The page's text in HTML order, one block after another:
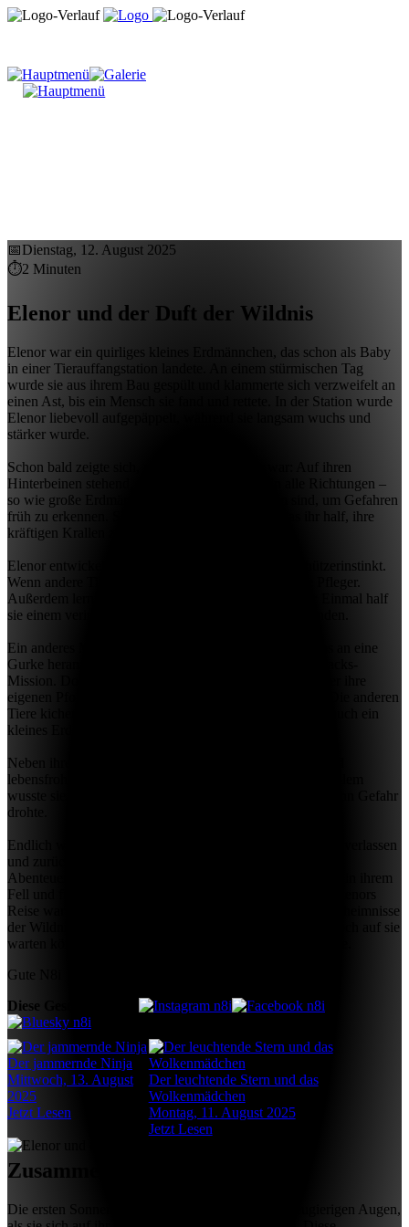
📅Dienstag, 12. August 2025
⏱2 Minuten
Elenor und der Duft der Wildnis
Elenor war ein quirliges kleines Erdmännchen, das schon als Baby
in einer Tierauffangstation landete. An einem stürmischen Tag
wurde sie aus ihrem Bau gespült und klammerte sich verzweifelt an
einen Ast, bis ein Mensch sie fand und rettete. In der Station wurde
Elenor liebevoll aufgepäppelt, während sie langsam wuchs und
stärker wurde.
Schon bald zeigte sich, wie neugierig Elenor war: Auf ihren
Hinterbeinen stehend, spähte sie aufmerksam in alle Richtungen –
so wie große Erdmännchen, die immer wachsam sind, um Gefahren
früh zu erkennen. Sie buddelte gerne im Sand, was ihr half, ihre
kräftigen Krallen zu trainieren.
Elenor entwickelte schnell einen ausgeprägten Beschützerinstinkt.
Wenn andere Tiere Hilfe brauchten, alarmierte sie die Pfleger.
Außerdem lernte sie, wie wichtig Zusammenarbeit ist: Einmal half
sie einem verirrten Igel, zurück zu seiner Gruppe zu finden.
Ein anderes Mal versuchte Elenor, sich besonders lautlos an eine
Gurke heranzuschleichen – für eine "geheime" Geschmacks-
Mission. Doch statt zu schleichen, stolperte sie direkt über ihre
eigenen Pfoten und landete mit einem Plumps im Sand. Die anderen
Tiere kicherten, und Elenor musste selbst lachen – denn auch ein
kleines Erdmännchen darf mal tollpatschig sein!
Neben ihrer Wachsamkeit war Elenor auch sehr sozial und
lebensfroh – typische Eigenschaften ihrer Art. Und trotz allem
wusste sie, wie wichtig es war, sich gut zu verstecken, wenn Gefahr
drohte.
Endlich war der Tag gekommen: Elenor durfte die Station verlassen
und zurück in die Freiheit. Die weite Welt roch nach Erde,
Abenteuer und neuen Möglichkeiten. Sie spürte den Wind in ihrem
Fell und freute sich auf alles, was noch kommen würde. Elenors
Reise war noch lange nicht zu Ende. Neugierig auf die Geheimnisse
der Wildnis, dachte sie darüber nach, welche Abenteuer noch auf sie
warten könnten und wo der Weg sie wohl hinführen würde.
Gute N8i
Diese Geschichte auf:
Der jammernde Ninja
Mittwoch, 13. August
2025
Jetzt Lesen
Der leuchtende Stern und das
Wolkenmädchen
Montag, 11. August 2025
Jetzt Lesen
Zusammenfassung & Lektion 📌
Die ersten Sonnenstrahlen glitzerten auf Elenors neugierigen Augen,